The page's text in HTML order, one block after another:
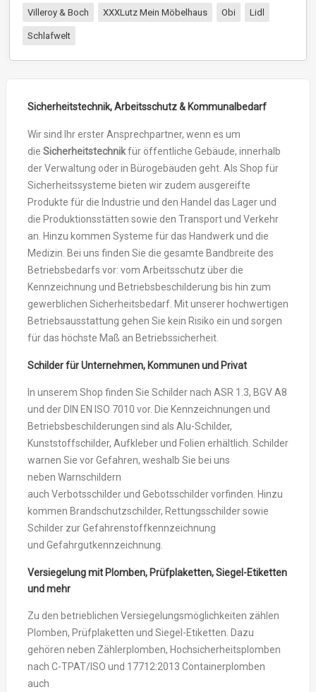
Villeroy & Boch XXXLutz Mein Möbelhaus Obi Lidl
Schlafwelt
Sicherheitstechnik, Arbeitsschutz & Kommunalbedarf
Wir sind Ihr erster Ansprechpartner, wenn es um
die Sicherheitstechnikfür öffentliche Gebäude, innerhalb
der Verwaltung oder in Bürogebäuden geht. Als Shop für
Sicherheitssysteme bieten wir zudem ausgereifte
Produkte für die Industrie und den Handel das Lager und
die Produktionsstätten sowie den Transport und Verkehr
an. Hinzu kommen Systeme für das Handwerk und die
Medizin. Bei uns finden Sie die gesamte Bandbreite des
Betriebsbedarfs vor: vom Arbeitsschutz über die
Kennzeichnung und Betriebsbeschilderung bis hin zum
gewerblichen Sicherheitsbedarf. Mit unserer hochwertigen
Betriebsausstattung gehen Sie kein Risiko ein und sorgen
für das höchste Maß an Betriebssicherheit.
Schilder für Unternehmen, Kommunen und Privat
In unserem Shop finden Sie Schilder nach ASR 1.3, BGV A8
und der DIN EN ISO 7010 vor. Die Kennzeichnungen und
Betriebsbeschilderungen sind als Alu-Schilder,
Kunststoffschilder, Aufkleber und Folien erhältlich. Schilder
warnen Sie vor Gefahren, weshalb Sie bei uns
neben Warnschildern
auch Verbotsschilder und Gebotsschilder vorfinden. Hinzu
kommen Brandschutzschilder, Rettungsschilder sowie
Schilder zur Gefahrenstoffkennzeichnung
und Gefahrgutkennzeichnung.
Versiegelung mit Plomben, Prüfplaketten, Siegel-Etiketten
und mehr
Zu den betrieblichen Versiegelungsmöglichkeiten zählen
Plomben, Prüfplaketten und Siegel-Etiketten. Dazu
gehören neben Zählerplomben, Hochsicherheitsplomben
nach C-TPAT/ISO und 17712:2013 Containerplomben
auch